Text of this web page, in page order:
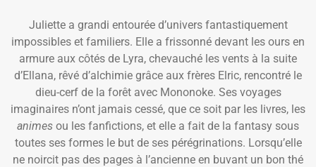
Juliette a grandi entourée d’univers fantastiquement
impossibles et familiers. Elle a frissonné devant les ours en
armure aux côtés de Lyra, chevauché les vents à la suite
d’Ellana, rêvé d’alchimie grâce aux frères Elric, rencontré le
dieu-cerf de la forêt avec Mononoke. Ses voyages
imaginaires n’ont jamais cessé, que ce soit par les livres, les
animes ou les fanfictions, et elle a fait de la fantasy sous
toutes ses formes le but de ses pérégrinations. Lorsqu’elle
ne noircit pas des pages à l’ancienne en buvant un bon thé